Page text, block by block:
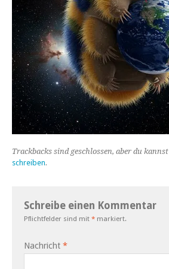
Trackbacks sind geschlossen, aber du kannst
schreiben.
Schreibe einen Kommentar
Pflichtfelder sind mit * markiert.
Nachricht *